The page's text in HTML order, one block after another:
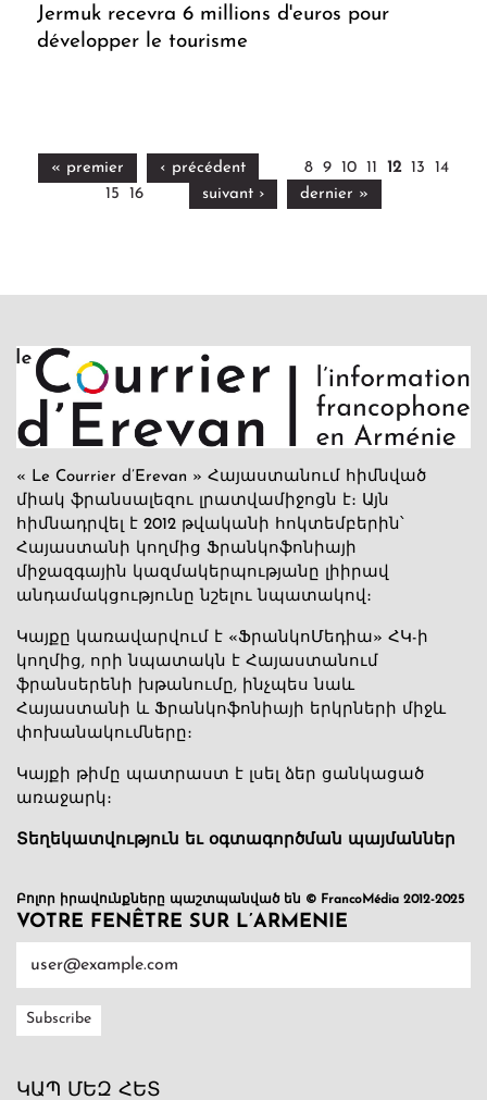
Jermuk recevra 6 millions d'euros pour
développer le tourisme
« premier ‹ précédent 8 9 10 11 12 13
14
15
16 suivant › dernier »
« Le Courrier d’Erevan » Հայաստանում հիմնված
միակ ֆրանսալեզու լրատվամիջոցն է։ Այն
հիմնադրվել է 2012 թվականի հոկտեմբերին՝
Հայաստանի կողմից Ֆրանկոֆոնիայի
միջազգային կազմակերպությանը լիիրավ
անդամակցությունը նշելու նպատակով։
Կայքը կառավարվում է «ՖրանկոՄեդիա» ՀԿ-ի
կողմից, որի նպատակն է Հայաստանում
ֆրանսերենի խթանումը, ինչպես նաև
Հայաստանի և Ֆրանկոֆոնիայի երկրների միջև
փոխանակումները։
Կայքի թիմը պատրաստ է լսել ձեր ցանկացած
առաջարկ։
Տեղեկատվություն եւ օգտագործման պայմաններ
Բոլոր իրավունքները պաշտպանված են © FrancoMédia 2012-2025
VOTRE FENÊTRE SUR L’ARMENIE
ԿԱՊ ՄԵԶ ՀԵՏ